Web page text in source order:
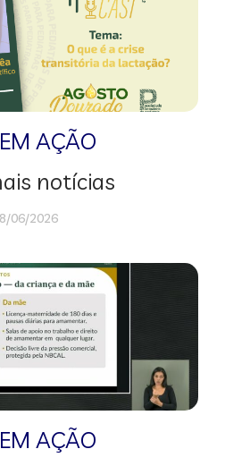
AÇÃO
notícias
06/2026
AÇÃO